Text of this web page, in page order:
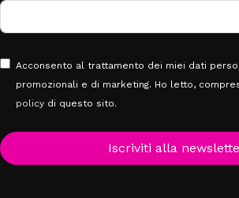
Acconsento al trattamento dei miei dati
promozionali e di marketing. Ho letto,
policy di questo sito.
Iscriviti alla